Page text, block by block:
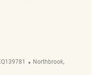
REQ129740
Plaats
Northbrook,